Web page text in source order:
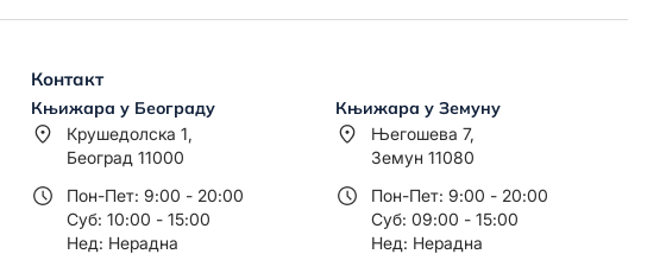
Контакт
Књижара у Београду
Крушедолска 1,
Београд 11000
Пон-Пет: 9:00 - 20:00
Суб: 10:00 - 15:00
Нед: Нерадна
Књижара у Земуну
Његошева 7,
Земун 11080
Пон-Пет: 9:00 - 20:00
Суб: 09:00 - 15:00
Нед: Нерадна